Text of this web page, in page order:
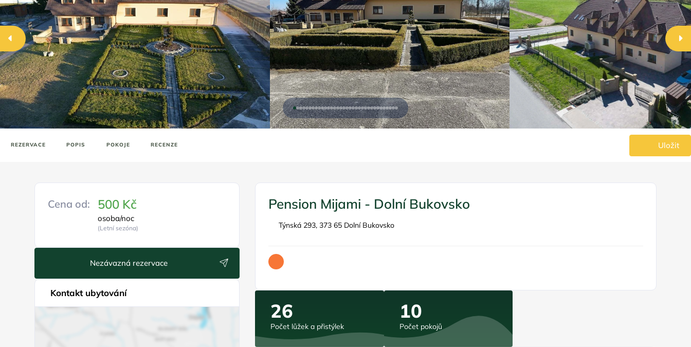
REZERVACE POPIS POKOJE RECENZE Uložit
Cena od: 500 Kč
osoba/noc
(Letní sezóna)
Nezávazná rezervace
Kontakt ubytování
Pension Mijami - Dolní Bukovsko
Týnská 293, 373 65 Dolní Bukovsko
26
Počet lůžek a přistýlek
10
Počet pokojů